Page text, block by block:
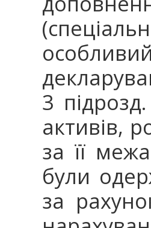
3
активів,
за її
були
за